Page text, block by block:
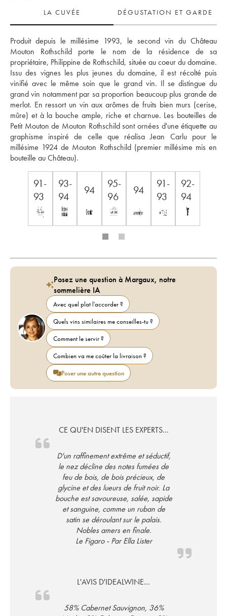
LA CUVÉE
DÉGUSTATION ET GARDE
Produit depuis le millésime 1993, le second vin du Château
Mouton Rothschild porte le nom de la résidence de sa
propriétaire, Philippine de Rothschild, située au coeur du domaine.
Issu des vignes les plus jeunes du domaine, il est récolté puis
vinifié avec le même soin que le grand vin. Il se distingue du
grand vin notamment par sa proportion beaucoup plus grande de
merlot. En ressort un vin aux arômes de fruits bien murs (cerise,
mûre) et à la bouche ample, riche et charnue. Les bouteilles de
Petit Mouton de Mouton Rothschild sont ornées d'une étiquette au
graphisme inspiré de celle que réalisa Jean Carlu pour le
millésime 1924 de Mouton Rothschild (premier millésime mis en
bouteille au Château).
91-
93
93-
94
94
95-
96
94
91-
93
92-
94
Posez une question à Margaux, notre
sommelière IA
Avec quel plat l'accorder ?
Quels vins similaires me conseilles-tu ?
Comment le servir ?
Combien va me coûter la livraison ?
Poser une autre question
CE QU'EN DISENT LES EXPERTS...
D'un raffinement extrême et séductif,
le nez décline des notes fumées de
feu de bois, de bois précieux, de
glycine et des lueurs de fruit noir. La
bouche est savoureuse, salée, sapide
et sanguine, comme un ruban de
satin se déroulant sur le palais.
Nobles amers en finale.
Le Figaro - Par Ella Lister
L'AVIS D'IDEALWINE...
58% Cabernet Sauvignon, 36%